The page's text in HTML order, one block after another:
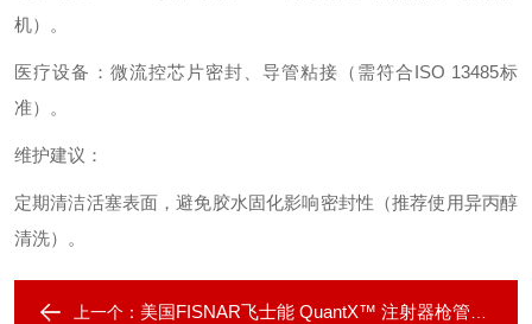
机）‌。
医疗设备‌：微流控芯片密封、导管粘接（需符合ISO 13485标
准）‌。
维护建议‌：
定期清洁活塞表面，避免胶水固化影响密封性（推荐使用异丙醇
清洗）‌。
上一个： 美国FISNAR飞士能 QuantX™ 注射器枪管胶盖